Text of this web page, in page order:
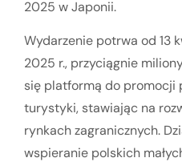
2025 w Japonii.
Wydarzenie potrwa od 13
2025 r., przyciągnie
się platformą do promocji
turystyki, stawiając na
rynkach zagranicznych.
wspieranie polskich